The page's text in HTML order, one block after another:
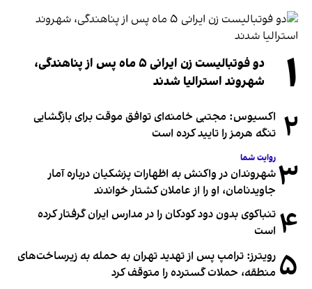
۱
دو فوتبالیست زن ایرانی ۵ ماه پس از پناهندگی،
شهروند استرالیا شدند
۲ اکسیوس: مجتبی خامنه‌ای توافق موقت برای بازگشایی
تنگه هرمز را تایید کرده است
۳ روایت شما
شهروندان در واکنش به اظهارات پزشکیان درباره آمار
جاویدنامان، او را از عاملان کشتار خواندند
۴ تنباکوی بدون دود کودکان را در مدارس ایران گرفتار کرده
است
۵ رویترز: ترامپ پس از تهدید تهران به حمله به زیرساخت‌های
منطقه، حملات گسترده را متوقف کرد